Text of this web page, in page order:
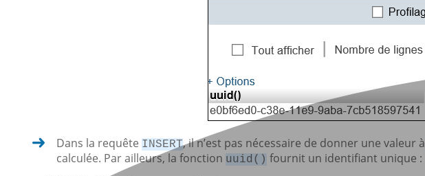
Dans la requête INSERT, il n’est pas nécessaire de donner une valeur à
calculée. Par ailleurs, la fonction uuid() fournit un identifiant unique :